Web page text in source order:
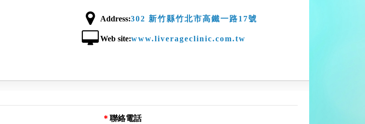
Address:302 新竹縣竹北市高鐵一路17號
Web site:www.liverageclinic.com.tw
聯絡電話